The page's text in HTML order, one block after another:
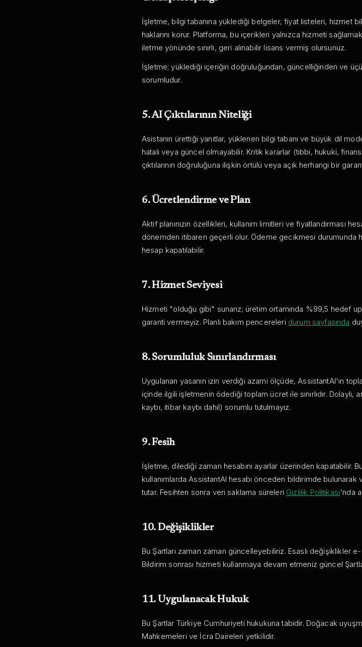
İşletme, bilgi tabanına yüklediği belgeler, fiyat listeleri, hizmet
haklarını korur. Platforma, bu içerikleri yalnızca hizmeti
iletme yönünde sınırlı, geri alınabilir lisans vermiş olursunuz.
İşletme; yüklediği içeriğin doğruluğundan, güncelliğinden ve
sorumludur.
5. AI Çıktılarının Niteliği
Asistanın ürettiği yanıtlar, yüklenen bilgi tabanı ve büyük dil
hatalı veya güncel olmayabilir. Kritik kararlar (tıbbi, hukuki,
çıktılarının doğruluğuna ilişkin örtülü veya açık herhangi bir
6. Ücretlendirme ve Plan
Aktif planınızın özellikleri, kullanım limitleri ve fiyatlandırması
dönemden itibaren geçerli olur. Ödeme gecikmesi durumunda
hesap kapatılabilir.
7. Hizmet Seviyesi
Hizmeti "olduğu gibi" sunarız; üretim ortamında %99,5 hedef
garanti vermeyiz. Planlı bakım pencereleri durum sayfasında
8. Sorumluluk Sınırlandırması
Uygulanan yasanın izin verdiği azami ölçüde, AssistantAI'ın
içinde ilgili işletmenin ödediği toplam ücret ile sınırlıdır.
kaybı, itibar kaybı dahil) sorumlu tutulmayız.
9. Fesih
İşletme, dilediği zaman hesabını ayarlar üzerinden kapatabilir.
kullanımlarda AssistantAI hesabı önceden bildirimde bulunarak
tutar. Fesihten sonra veri saklama süreleri Gizlilik Politikası'nda
10. Değişiklikler
Bu Şartları zaman zaman güncelleyebiliriz. Esaslı değişiklikler
Bildirim sonrası hizmeti kullanmaya devam etmeniz güncel
11. Uygulanacak Hukuk
Bu Şartlar Türkiye Cumhuriyeti hukukuna tabidir. Doğacak
Mahkemeleri ve İcra Daireleri yetkilidir.